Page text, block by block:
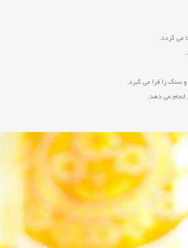
می گردد.
و سنگ را فرا می گیرد.
می دهد.